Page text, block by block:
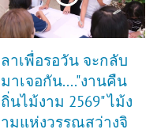
ลาเพื่อรอวัน จะกลับ
มาเจอกัน...."งานคืน
ถิ่นไม้งาม 2569" ไม้ง
ามแห่งวรรณสว่างจิ